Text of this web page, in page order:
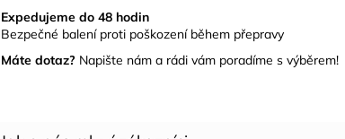
Expedujeme do 48 hodin
Bezpečné balení proti poškození během přepravy
Máte dotaz? Napište nám a rádi vám poradíme s výběrem!